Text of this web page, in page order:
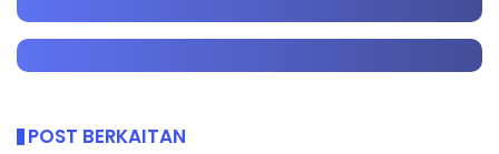
POST BERKAITAN